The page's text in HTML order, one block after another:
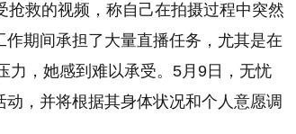
救的视频，称自己在拍摄过程中突然
期间承担了大量直播任务，尤其是在
力，她感到难以承受。5月9日，无忧
，并将根据其身体状况和个人意愿调